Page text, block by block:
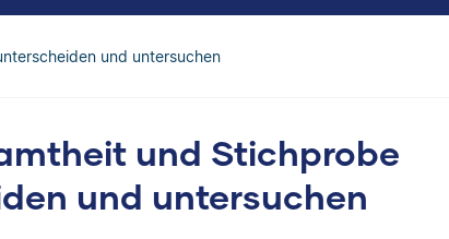
und untersuchen
und Stichprobe
und untersuchen